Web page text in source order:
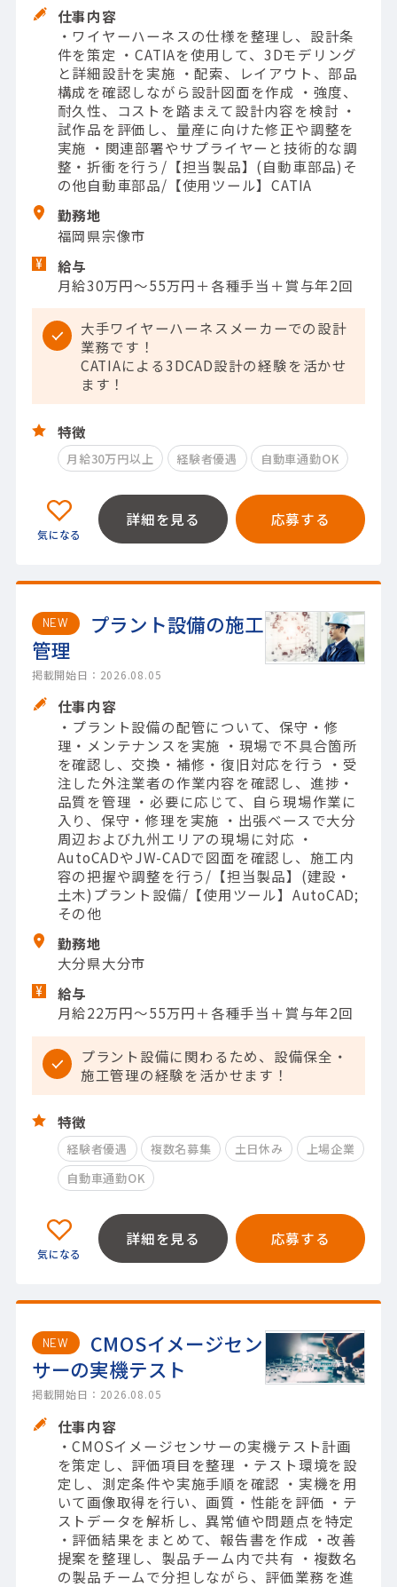
仕事内容
・ワイヤーハーネスの仕様を整理し、設計条
件を策定 ・CATIAを使用して、3Dモデリング
と詳細設計を実施 ・配索、レイアウト、部品
構成を確認しながら設計図面を作成 ・強度、
耐久性、コストを踏まえて設計内容を検討 ・
試作品を評価し、量産に向けた修正や調整を
実施 ・関連部署やサプライヤーと技術的な調
整・折衝を行う/【担当製品】(自動車部品)そ
の他自動車部品/【使用ツール】CATIA
勤務地
福岡県宗像市
給与
月給30万円～55万円＋各種手当＋賞与年2回
大手ワイヤーハーネスメーカーでの設計
業務です！
CATIAによる3DCAD設計の経験を活かせ
ます！
特徴
月給30万円以上 経験者優遇 自動車通勤OK
詳細を見る 応募する
NEW
プラント設備の施工
管理
掲載開始日：2026.08.05
仕事内容
・プラント設備の配管について、保守・修
理・メンテナンスを実施 ・現場で不具合箇所
を確認し、交換・補修・復旧対応を行う ・受
注した外注業者の作業内容を確認し、進捗・
品質を管理 ・必要に応じて、自ら現場作業に
入り、保守・修理を実施 ・出張ベースで大分
周辺および九州エリアの現場に対応 ・
AutoCADやJW-CADで図面を確認し、施工内
容の把握や調整を行う/【担当製品】(建設・
土木)プラント設備/【使用ツール】AutoCAD;
その他
勤務地
大分県大分市
給与
月給22万円～55万円＋各種手当＋賞与年2回
プラント設備に関わるため、設備保全・
施工管理の経験を活かせます！
特徴
経験者優遇 複数名募集 土日休み
上場企業
自動車通勤OK
詳細を見る 応募する
NEW
CMOSイメージセン
サーの実機テスト
掲載開始日：2026.08.05
仕事内容
・CMOSイメージセンサーの実機テスト計画
を策定し、評価項目を整理 ・テスト環境を設
定し、測定条件や実施手順を確認 ・実機を用
いて画像取得を行い、画質・性能を評価 ・テ
ストデータを解析し、異常値や問題点を特定
・評価結果をまとめて、報告書を作成 ・改善
提案を整理し、製品チーム内で共有 ・複数名
の製品チームで分担しながら、評価業務を進